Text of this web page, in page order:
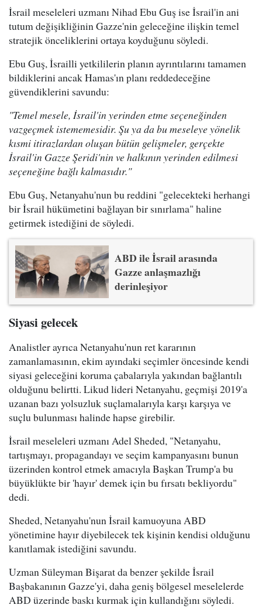
İsrail meseleleri uzmanı Nihad Ebu Guş ise İsrail'in ani
tutum değişikliğinin Gazze'nin geleceğine ilişkin temel
stratejik önceliklerini ortaya koyduğunu söyledi.
Ebu Guş, İsrailli yetkililerin planın ayrıntılarını tamamen
bildiklerini ancak Hamas'ın planı reddedeceğine
güvendiklerini savundu:
"Temel mesele, İsrail'in yerinden etme seçeneğinden
vazgeçmek istememesidir. Şu ya da bu meseleye yönelik
kısmi itirazlardan oluşan bütün gelişmeler, gerçekte
İsrail'in Gazze Şeridi'nin ve halkının yerinden edilmesi
seçeneğine bağlı kalmasıdır."
Ebu Guş, Netanyahu'nun bu reddini "gelecekteki herhangi
bir İsrail hükümetini bağlayan bir sınırlama" haline
getirmek istediğini de söyledi.
ABD ile İsrail arasında
Gazze anlaşmazlığı
derinleşiyor
Siyasi gelecek
Analistler ayrıca Netanyahu'nun ret kararının
zamanlamasının, ekim ayındaki seçimler öncesinde kendi
siyasi geleceğini koruma çabalarıyla yakından bağlantılı
olduğunu belirtti. Likud lideri Netanyahu, geçmişi 2019'a
uzanan bazı yolsuzluk suçlamalarıyla karşı karşıya ve
suçlu bulunması halinde hapse girebilir.
İsrail meseleleri uzmanı Adel Sheded, "Netanyahu,
tartışmayı, propagandayı ve seçim kampanyasını bunun
üzerinden kontrol etmek amacıyla Başkan Trump'a bu
büyüklükte bir 'hayır' demek için bu fırsatı bekliyordu"
dedi.
Sheded, Netanyahu'nun İsrail kamuoyuna ABD
yönetimine hayır diyebilecek tek kişinin kendisi olduğunu
kanıtlamak istediğini savundu.
Uzman Süleyman Bişarat da benzer şekilde İsrail
Başbakanının Gazze'yi, daha geniş bölgesel meselelerde
ABD üzerinde baskı kurmak için kullandığını söyledi.